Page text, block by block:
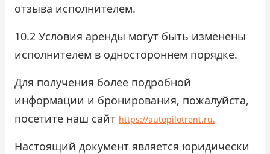
отзыва исполнителем.
10.2 Условия аренды могут быть изменены
исполнителем в одностороннем порядке.
Для получения более подробной
информации и бронирования, пожалуйста,
посетите наш сайт https://autopilotrent.ru.
Настоящий документ является юридически